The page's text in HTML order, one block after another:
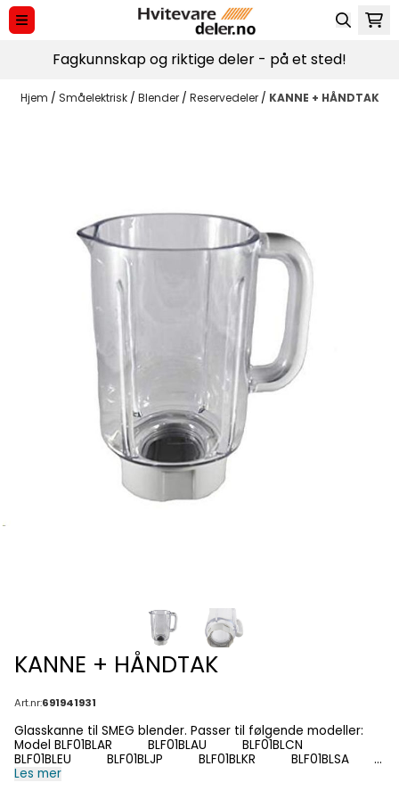
Hopp til innhold
Fagkunnskap og riktige deler - på et sted!
Hjem / Småelektrisk / Blender / Reservedeler / KANNE + HÅNDTAK
KANNE + HÅNDTAK
Art.nr:691941931
Glasskanne til SMEG blender. Passer til følgende modeller:
Model BLF01BLAR BLF01BLAU BLF01BLCN
BLF01BLEU BLF01BLJP BLF01BLKR BLF01BLSA
BLF01BLUK BLF01BLUS BLF01CRAR BLF01CRAU
Les mer